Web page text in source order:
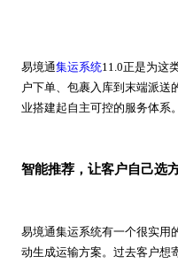
易境通集运系统11.0正是为这
户下单、包裹入库到末端派送
业搭建起自主可控的服务体系。
智能推荐，让客户自己选
易境通集运系统有一个很实用
动生成运输方案。过去客户想